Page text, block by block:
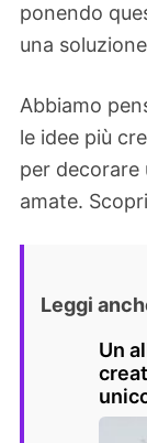
ponendo
una
Abbiamo
le idee più
per decorare
amate.
Leggi
Un